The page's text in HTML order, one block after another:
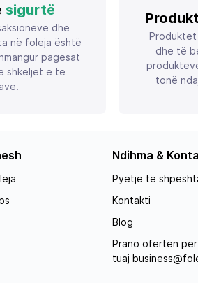
sigurtë
dhe
në foleja është
pagesat
shkeljet e të
dhe të
tonë
Ndihma &
Pyetje të
Kontakti
Blog
Prano ofertën
tuaj